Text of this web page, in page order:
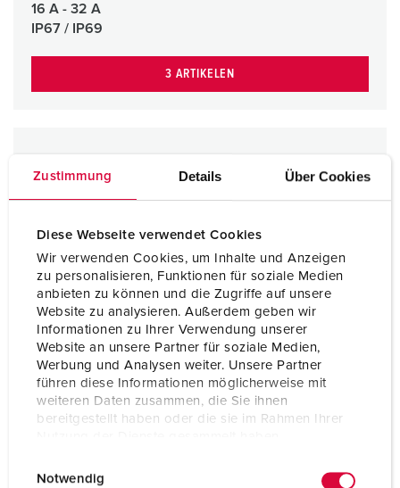
Zustimmung Details Über Cookies
Diese Webseite verwendet Cookies
Wir verwenden Cookies, um Inhalte und Anzeigen
zu personalisieren, Funktionen für soziale Medien
anbieten zu können und die Zugriffe auf unsere
Website zu analysieren. Außerdem geben wir
Informationen zu Ihrer Verwendung unserer
Website an unsere Partner für soziale Medien,
Werbung und Analysen weiter. Unsere Partner
führen diese Informationen möglicherweise mit
weiteren Daten zusammen, die Sie ihnen
bereitgestellt haben oder die sie im Rahmen Ihrer
Notwendig
16 A - 32 A
IP67 / IP69
3 ARTIKELEN